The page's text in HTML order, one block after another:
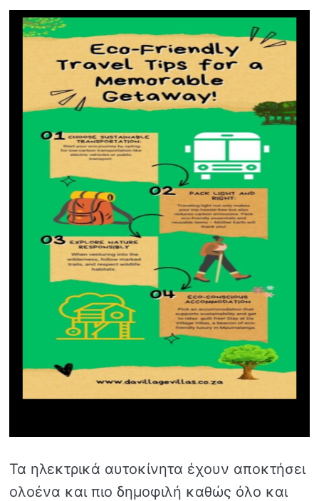
Τα ηλεκτρικά αυτοκίνητα έχουν αποκτήσει
ολοένα και πιο δημοφιλή καθώς όλο και